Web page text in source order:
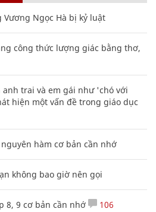
Vương Ngọc Hà bị kỷ luật
công thức lượng giác bằng thơ,
trai và em gái như 'chó với
hiện một vấn đề trong giáo dục
hàm cơ bản cần nhớ
không bao giờ nên gọi
8, 9 cơ bản cần nhớ 106